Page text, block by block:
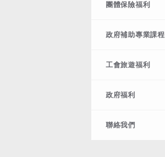
團體保險福利
政府補助專業課程
工會旅遊福利
政府福利
聯絡我們